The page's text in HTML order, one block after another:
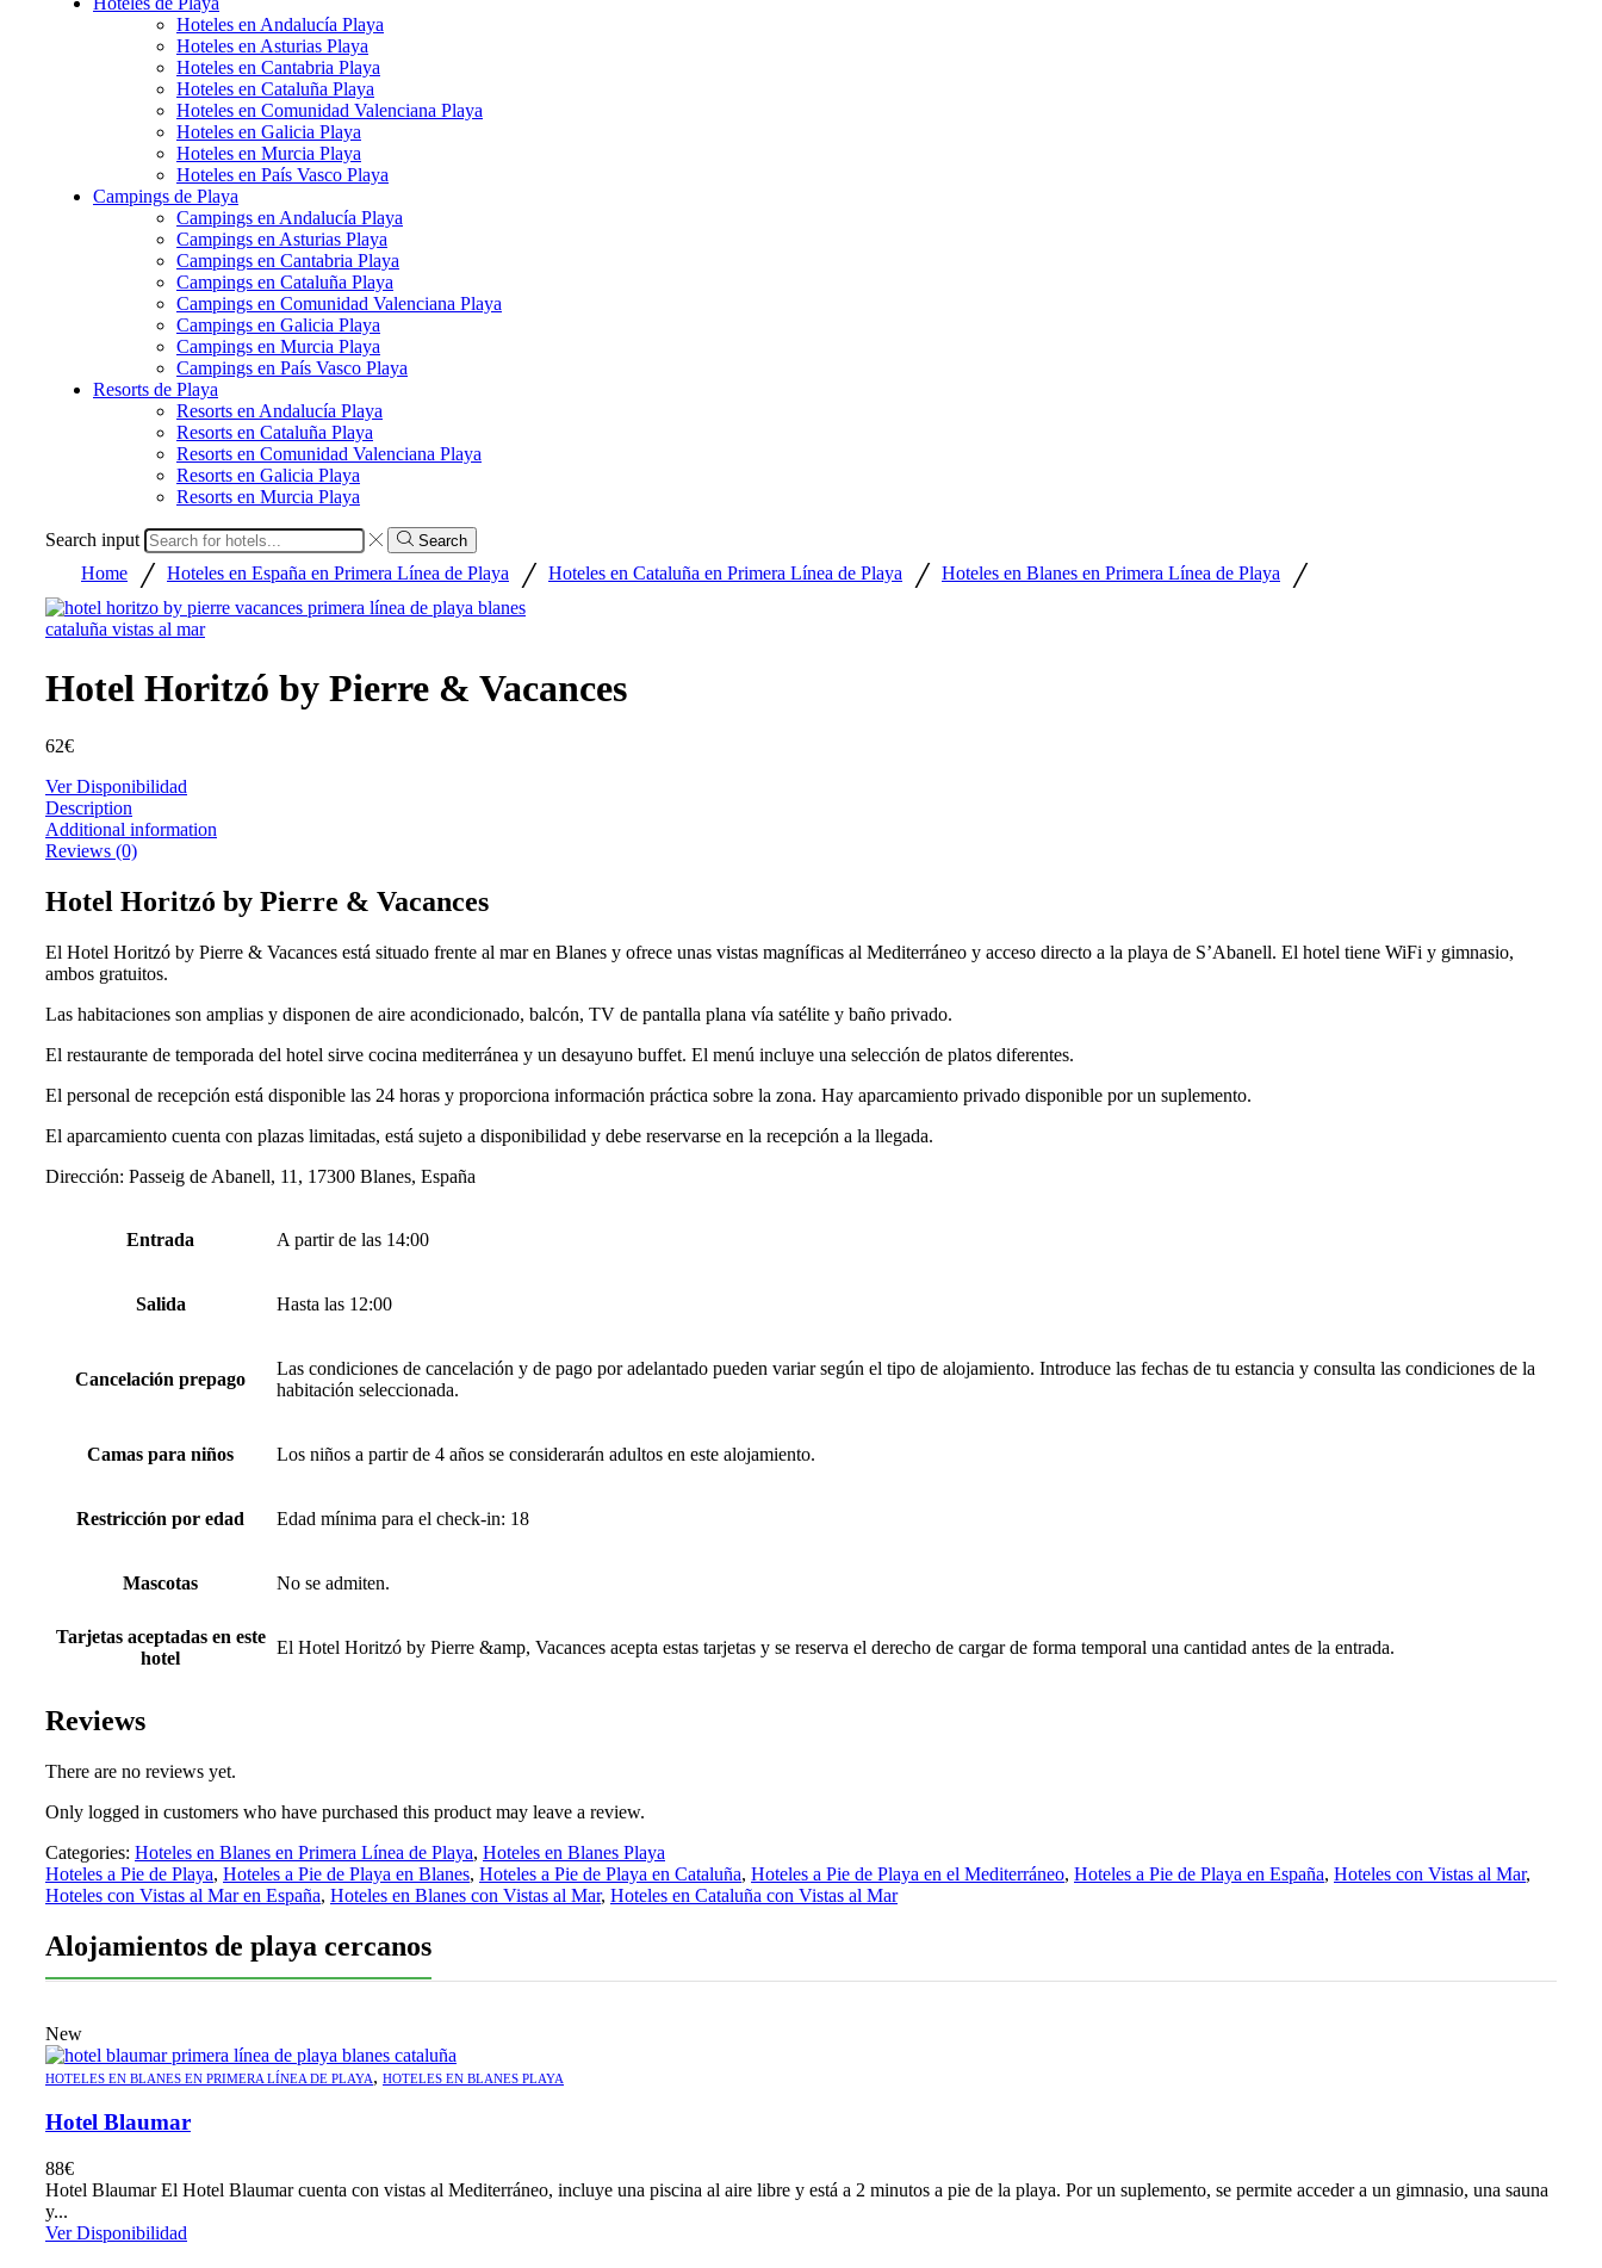
Hoteles en Andalucía Playa
Hoteles en Asturias Playa
Hoteles en Cantabria Playa
Hoteles en Cataluña Playa
Hoteles en Comunidad Valenciana Playa
Hoteles en Galicia Playa
Hoteles en Murcia Playa
Hoteles en País Vasco Playa
Campings de Playa
Campings en Andalucía Playa
Campings en Asturias Playa
Campings en Cantabria Playa
Campings en Cataluña Playa
Campings en Comunidad Valenciana Playa
Campings en Galicia Playa
Campings en Murcia Playa
Campings en País Vasco Playa
Resorts de Playa
Resorts en Andalucía Playa
Resorts en Cataluña Playa
Resorts en Comunidad Valenciana Playa
Resorts en Galicia Playa
Resorts en Murcia Playa
Search input Search
Home / Hoteles en España en Primera Línea de Playa / Hoteles en Cataluña en Primera Línea de Playa / Hoteles en Blanes en Primera Línea de Playa /
Hotel Horitzó by Pierre & Vacances
62€
Ver Disponibilidad
Description
Additional information
Reviews (0)
Hotel Horitzó by Pierre & Vacances
El Hotel Horitzó by Pierre & Vacances está situado frente al mar en Blanes y ofrece unas vistas magníficas al Mediterráneo y acceso directo a la playa de S’Abanell. El hotel tiene WiFi y gimnasio,
ambos gratuitos.
Las habitaciones son amplias y disponen de aire acondicionado, balcón, TV de pantalla plana vía satélite y baño privado.
El restaurante de temporada del hotel sirve cocina mediterránea y un desayuno buffet. El menú incluye una selección de platos diferentes.
El personal de recepción está disponible las 24 horas y proporciona información práctica sobre la zona. Hay aparcamiento privado disponible por un suplemento.
El aparcamiento cuenta con plazas limitadas, está sujeto a disponibilidad y debe reservarse en la recepción a la llegada.
Dirección: Passeig de Abanell, 11, 17300 Blanes, España
Entrada A partir de las 14:00
Salida Hasta las 12:00
Cancelación prepago
Las condiciones de cancelación y de pago por adelantado pueden variar según el tipo de alojamiento. Introduce las fechas de tu estancia y consulta las condiciones de la
habitación seleccionada.
Camas para niños Los niños a partir de 4 años se considerarán adultos en este alojamiento.
Restricción por edad Edad mínima para el check-in: 18
Mascotas No se admiten.
Tarjetas aceptadas en este
hotel
El Hotel Horitzó by Pierre &amp, Vacances acepta estas tarjetas y se reserva el derecho de cargar de forma temporal una cantidad antes de la entrada.
Reviews
There are no reviews yet.
Only logged in customers who have purchased this product may leave a review.
Categories: Hoteles en Blanes en Primera Línea de Playa, Hoteles en Blanes Playa
Hoteles a Pie de Playa, Hoteles a Pie de Playa en Blanes, Hoteles a Pie de Playa en Cataluña, Hoteles a Pie de Playa en el Mediterráneo, Hoteles a Pie de Playa en España, Hoteles con Vistas al Mar,
Hoteles con Vistas al Mar en España, Hoteles en Blanes con Vistas al Mar, Hoteles en Cataluña con Vistas al Mar
Alojamientos de playa cercanos
New
HOTELES EN BLANES EN PRIMERA LÍNEA DE PLAYA, HOTELES EN BLANES PLAYA
Hotel Blaumar
88€
Hotel Blaumar El Hotel Blaumar cuenta con vistas al Mediterráneo, incluye una piscina al aire libre y está a 2 minutos a pie de la playa. Por un suplemento, se permite acceder a un gimnasio, una sauna
y...
Ver Disponibilidad